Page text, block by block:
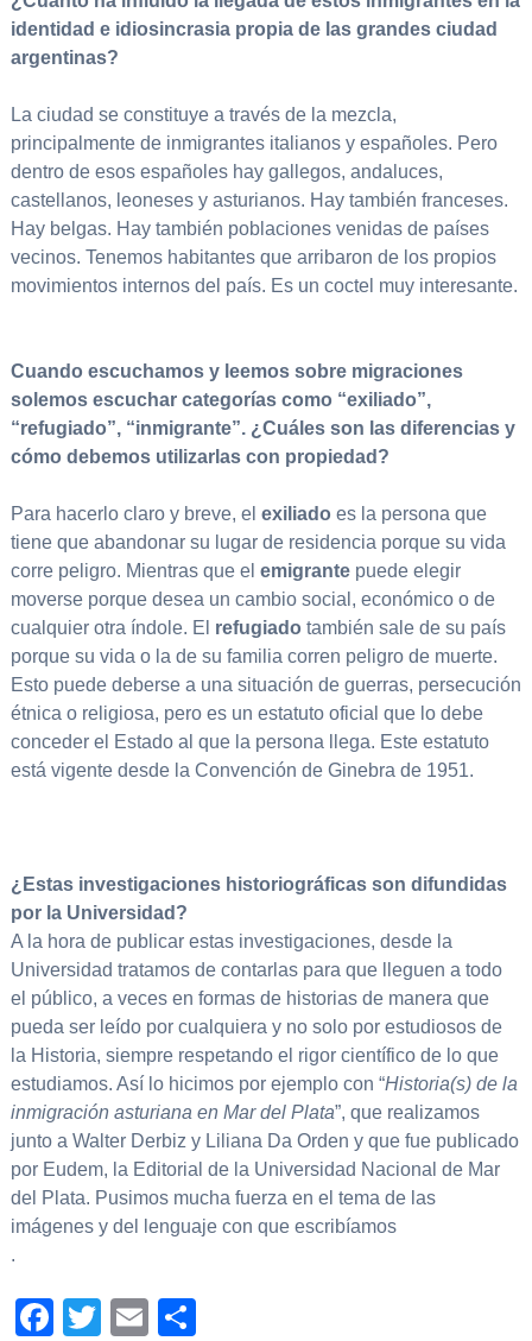
identidad e idiosincrasia propia de las grandes ciudad
argentinas?
La ciudad se constituye a través de la mezcla,
principalmente de inmigrantes italianos y españoles. Pero
dentro de esos españoles hay gallegos, andaluces,
castellanos, leoneses y asturianos. Hay también franceses.
Hay belgas. Hay también poblaciones venidas de países
vecinos. Tenemos habitantes que arribaron de los propios
movimientos internos del país. Es un coctel muy interesante.
Cuando escuchamos y leemos sobre migraciones
solemos escuchar categorías como “exiliado”,
“refugiado”, “inmigrante”. ¿Cuáles son las diferencias y
cómo debemos utilizarlas con propiedad?
Para hacerlo claro y breve, el exiliado es la persona que
tiene que abandonar su lugar de residencia porque su vida
corre peligro. Mientras que el emigrantepuede elegir
moverse porque desea un cambio social, económico o de
cualquier otra índole. El refugiado también sale de su país
porque su vida o la de su familia corren peligro de muerte.
Esto puede deberse a una situación de guerras, persecución
étnica o religiosa, pero es un estatuto oficial que lo debe
conceder el Estado al que la persona llega. Este estatuto
está vigente desde la Convención de Ginebra de 1951.
¿Estas investigaciones historiográficas son difundidas
por la Universidad?
A la hora de publicar estas investigaciones, desde la
Universidad tratamos de contarlas para que lleguen a todo
el público, a veces en formas de historias de manera que
pueda ser leído por cualquiera y no solo por estudiosos de
la Historia, siempre respetando el rigor científico de lo que
estudiamos. Así lo hicimos por ejemplo con “Historia(s) de la
inmigración asturiana en Mar del Plata”, que realizamos
junto a Walter Derbiz y Liliana Da Orden y que fue publicado
por Eudem, la Editorial de la Universidad Nacional de Mar
del Plata. Pusimos mucha fuerza en el tema de las
imágenes y del lenguaje con que escribíamos
.
Facebook
TwitterEmail